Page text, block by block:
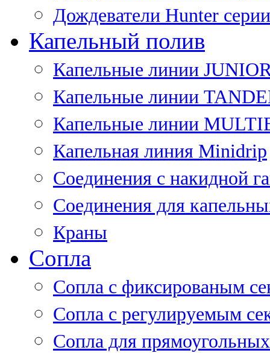
Дождеватели Hunter
Капельный полив
Капельные линии
Капельные линии
Капельные линии
Капельная линия Minidrip
Соединения с накидной
Соединения для
Краны
Сопла
Cопла с фиксированым
Сопла с регулируемым
Сопла для